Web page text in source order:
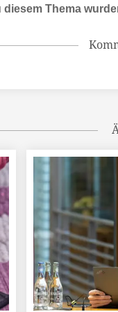
diesem Thema